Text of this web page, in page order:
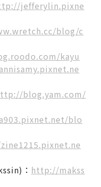
jefferylin.pixne
blog/c
kayu
blog.yam.com/
blo
： http://makss